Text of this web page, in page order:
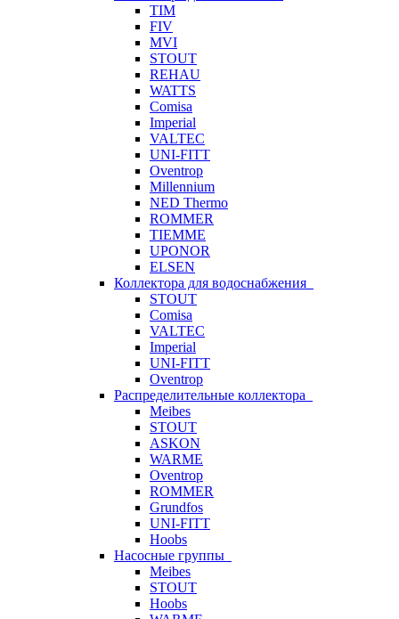
TIM
FIV
MVI
STOUT
REHAU
WATTS
Comisa
Imperial
VALTEC
UNI-FITT
Oventrop
Millennium
NED Thermo
ROMMER
TIEMME
UPONOR
ELSEN
Коллектора для водоснабжения
STOUT
Comisa
VALTEC
Imperial
UNI-FITT
Oventrop
Распределительные коллектора
Meibes
STOUT
ASKON
WARME
Oventrop
ROMMER
Grundfos
UNI-FITT
Hoobs
Насосные группы
Meibes
STOUT
Hoobs